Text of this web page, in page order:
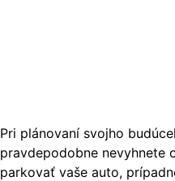
Pri plánovaní svojho
pravdepodobne nevyhnete
parkovať vaše auto,